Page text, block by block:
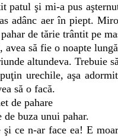
patul şi mi-a pus
adânc aer în piept.
de tărie trântit pe
avea să fie o noapte
altundeva. Trebuie
urechile, aşa
să o facă.
de pahare
buza unui pahar.
ce n-ar face ea! E